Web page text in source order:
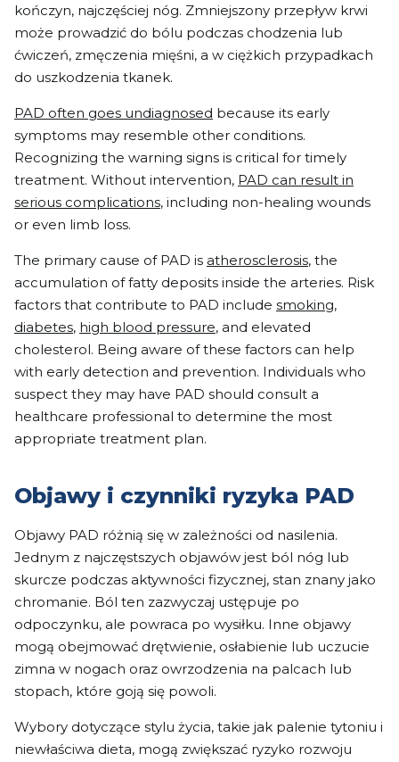
kończyn, najczęściej nóg. Zmniejszony przepływ krwi
może prowadzić do bólu podczas chodzenia lub
ćwiczeń, zmęczenia mięśni, a w ciężkich przypadkach
do uszkodzenia tkanek.
PAD often goes undiagnosed because its early
symptoms may resemble other conditions.
Recognizing the warning signs is critical for timely
treatment. Without intervention, PAD can result in
serious complications, including non-healing wounds
or even limb loss.
The primary cause of PAD is atherosclerosis, the
accumulation of fatty deposits inside the arteries. Risk
factors that contribute to PAD include smoking,
diabetes, high blood pressure, and elevated
cholesterol. Being aware of these factors can help
with early detection and prevention. Individuals who
suspect they may have PAD should consult a
healthcare professional to determine the most
appropriate treatment plan.
Objawy i czynniki ryzyka PAD
Objawy PAD różnią się w zależności od nasilenia.
Jednym z najczęstszych objawów jest ból nóg lub
skurcze podczas aktywności fizycznej, stan znany jako
chromanie. Ból ten zazwyczaj ustępuje po
odpoczynku, ale powraca po wysiłku. Inne objawy
mogą obejmować drętwienie, osłabienie lub uczucie
zimna w nogach oraz owrzodzenia na palcach lub
stopach, które goją się powoli.
Wybory dotyczące stylu życia, takie jak palenie tytoniu i
niewłaściwa dieta, mogą zwiększać ryzyko rozwoju